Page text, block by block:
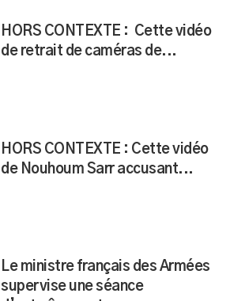
HORS CONTEXTE : Cette vidéo
HORS CONTEXTE : Cette vidéo
Le ministre français des Armées